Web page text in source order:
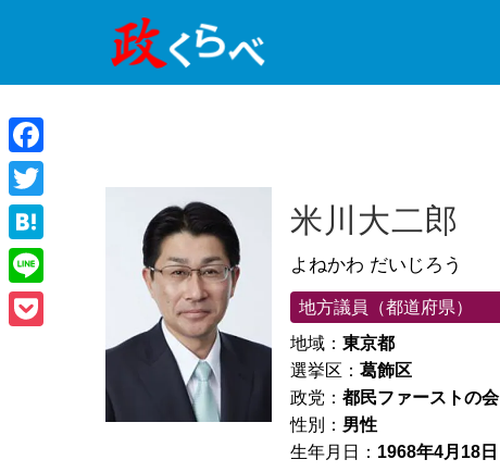
米川大二郎
よねかわ だいじろう
地方議員（都道府県）
地域： 東京都
選挙区： 葛飾区
政党： 都民ファーストの会
性別： 男性
生年月日： 1968年4月18日
Facebook
Twitter
Hatena
Line